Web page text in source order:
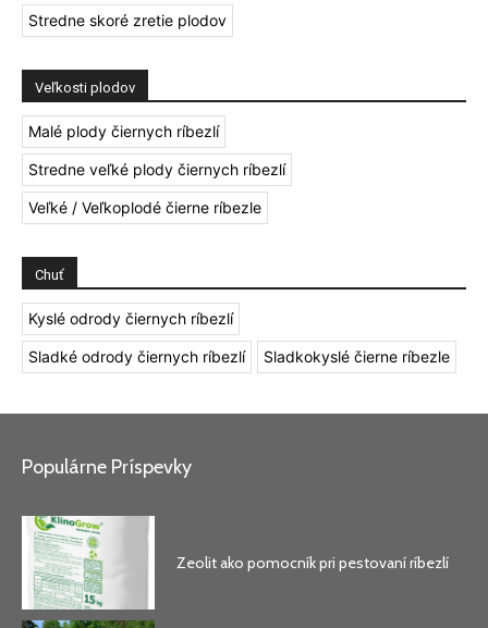
Stredne skoré zretie plodov
Veľkosti plodov
Malé plody čiernych ríbezlí
Stredne veľké plody čiernych ríbezlí
Veľké / Veľkoplodé čierne ríbezle
Chuť
Kyslé odrody čiernych ríbezlí
Sladké odrody čiernych ríbezlí Sladkokyslé čierne ríbezle
Populárne Príspevky
Zeolit ako pomocník pri pestovaní ríbezlí